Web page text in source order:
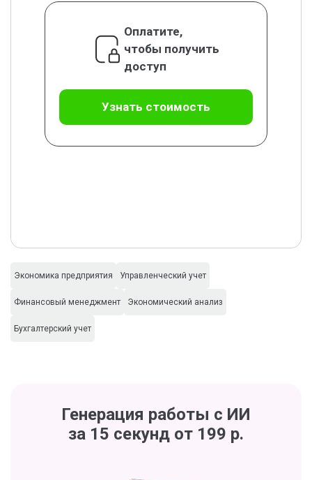
Оплатите,
чтобы получить
доступ
Узнать стоимость
Экономика предприятия Управленческий учет
Финансовый менеджмент Экономический анализ
Бухгалтерский учет
Генерация работы с ИИ
за 15 секунд от 199 р.